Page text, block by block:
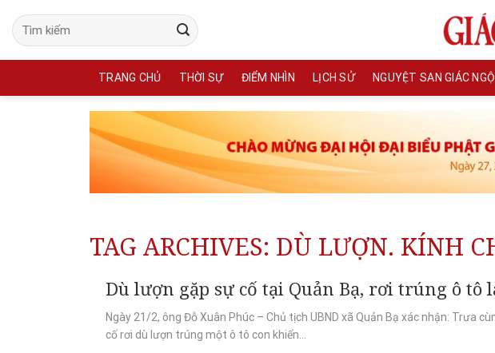
content
TRANG CHỦ THỜI SỰ ĐIỂM NHÌN LỊCH SỬ NGUYỆT SAN GIÁC NGỘ
TAG ARCHIVES: DÙ LƯỢN. KÍNH
Dù lượn gặp sự cố tại Quản Bạ, rơi trúng ô tô
Ngày 21/2, ông Đỗ Xuân Phúc – Chủ tịch UBND xã Quản Bạ xác nhận: Trưa
cố rơi dù lượn trúng một ô tô con khiến...